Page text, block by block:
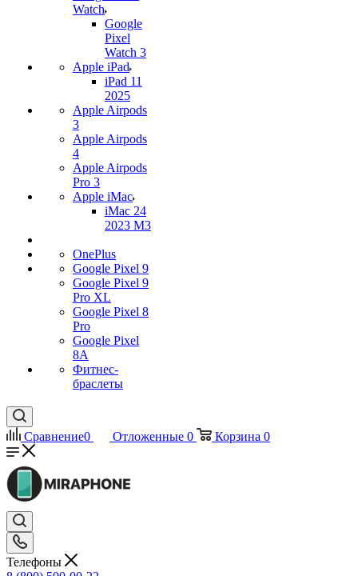
Watch
Google
Pixel
Watch 3
Apple iPad
iPad 11
2025
Apple Airpods
3
Apple Airpods
4
Apple Airpods
Pro 3
Apple iMac
iMac 24
2023 M3
OnePlus
Google Pixel 9
Google Pixel 9
Pro XL
Google Pixel 8
Pro
Google Pixel
8A
Фитнес-
браслеты
Сравнение0 Отложенные 0 Корзина 0
Телефоны